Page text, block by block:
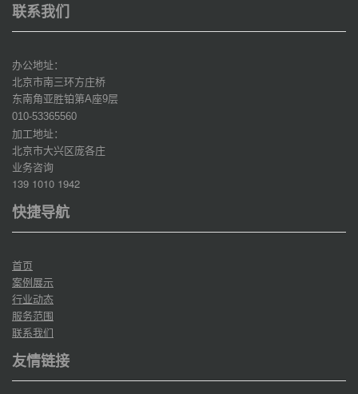
联系我们
办公地址：
北京市南三环方庄桥
东南角亚胜铂第A座9层
010-53365560
加工地址：
北京市大兴区庞各庄
业务咨询
139 1010 1942
快捷导航
首页
案例展示
行业动态
服务范围
联系我们
友情链接